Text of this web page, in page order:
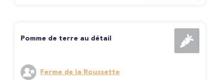
Pomme de terre au détail
Ferme de la Roussette